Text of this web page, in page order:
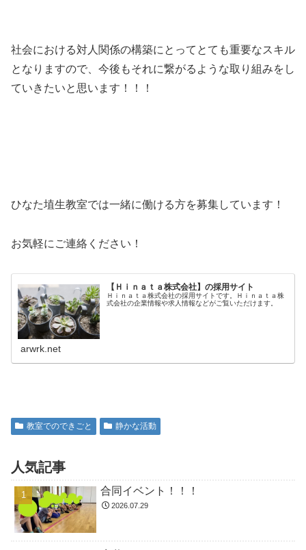
社会における対人関係の構築にとってとても重要なスキル
となりますので、今後もそれに繋がるような取り組みをし
ていきたいと思います！！！
ひなた埴生教室では一緒に働ける方を募集しています！
お気軽にご連絡ください！
【Ｈｉｎａｔａ株式会社】の採用サイト
Ｈｉｎａｔａ株式会社の採用サイトです。Ｈｉｎａｔａ株
式会社の企業情報や求人情報などがご覧いただけます。
arwrk.net
教室でのできごと 静かな活動
人気記事
合同イベント！！！
2026.07.29